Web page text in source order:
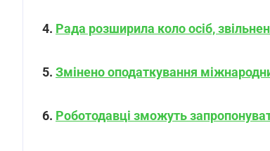
4. Рада розширила коло осіб,
5. Змінено оподаткування
6. Роботодавці зможуть